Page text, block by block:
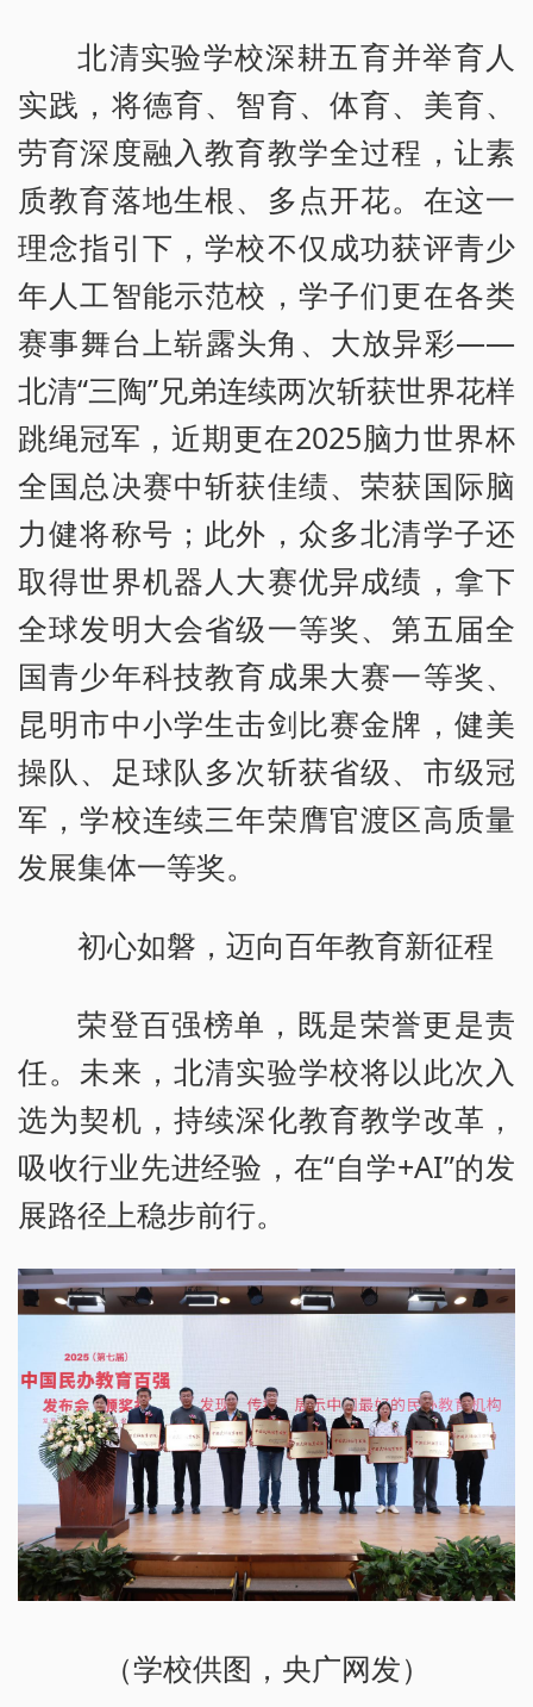
北清实验学校深耕五育并举育人
实践，将德育、智育、体育、美育、
劳育深度融入教育教学全过程，让素
质教育落地生根、多点开花。在这一
理念指引下，学校不仅成功获评青少
年人工智能示范校，学子们更在各类
赛事舞台上崭露头角、大放异彩——
北清“三陶”兄弟连续两次斩获世界花样
跳绳冠军，近期更在2025脑力世界杯
全国总决赛中斩获佳绩、荣获国际脑
力健将称号；此外，众多北清学子还
取得世界机器人大赛优异成绩，拿下
全球发明大会省级一等奖、第五届全
国青少年科技教育成果大赛一等奖、
昆明市中小学生击剑比赛金牌，健美
操队、足球队多次斩获省级、市级冠
军，学校连续三年荣膺官渡区高质量
发展集体一等奖。
初心如磐，迈向百年教育新征程
荣登百强榜单，既是荣誉更是责
任。未来，北清实验学校将以此次入
选为契机，持续深化教育教学改革，
吸收行业先进经验，在“自学+AI”的发
展路径上稳步前行。
（学校供图，央广网发）